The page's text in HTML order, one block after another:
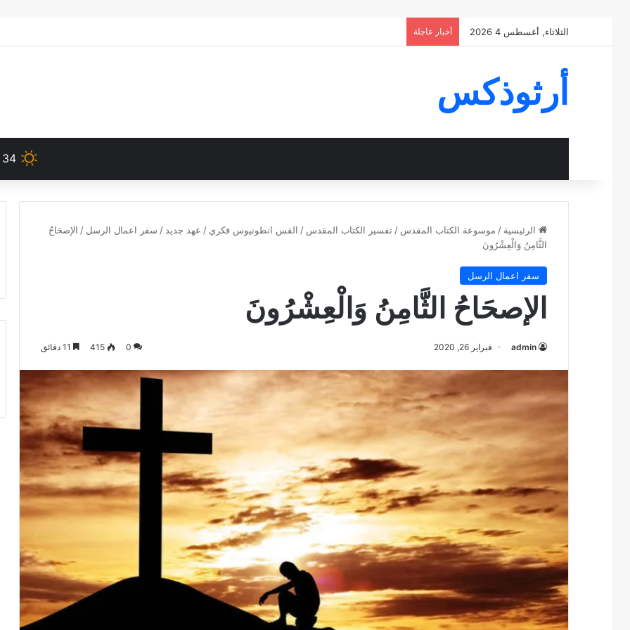
الثلاثاء, أغسطس 4 2026 أخبار عاجلة
أرثوذكس
34
الرئيسية / موسوعة الكتاب المقدس / تفسير الكتاب المقدس / القس انطونيوس فكري / عهد جديد / سفر اعمال الرسل / الإصحَاحُ
الثَّامِنُ وَالْعِشْرُونَ
سفر اعمال الرسل
الإصحَاحُ الثَّامِنُ وَالْعِشْرُونَ
admin فبراير 26, 2020 0
415